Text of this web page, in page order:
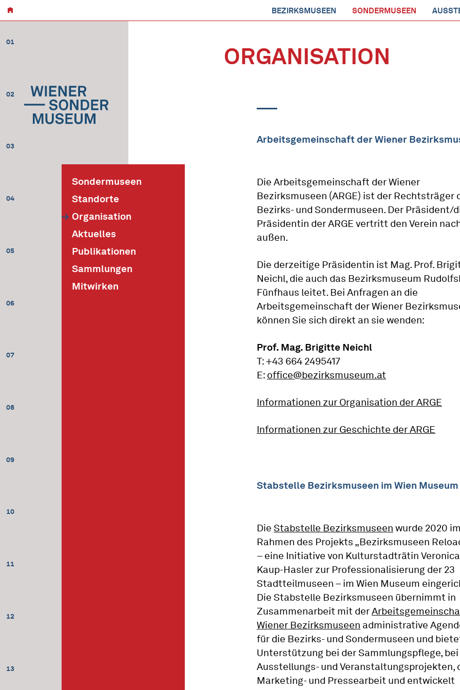
BEZIRKSMUSEEN SONDERMUSEEN
01
02
03
04
05
06
07
08
09
10
11
12
13
Sondermuseen
Standorte
Organisation
Aktuelles
Publikationen
Sammlungen
Mitwirken
ORGANISATION
Arbeitsgemeinschaft der Wiener
Die Arbeitsgemeinschaft der Wiener
Bezirksmuseen (ARGE) ist der Rechtsträger
Bezirks- und Sondermuseen. Der Präsident/
Präsidentin der ARGE vertritt den Verein
außen.
Die derzeitige Präsidentin ist Mag. Prof.
Neichl, die auch das Bezirksmuseum
Fünfhaus leitet. Bei Anfragen an die
Arbeitsgemeinschaft der Wiener
können Sie sich direkt an sie wenden:
Prof. Mag. Brigitte Neichl
T: +43 664 2495417
E: office@bezirksmuseum.at
Informationen zur Organisation der ARGE
Informationen zur Geschichte der ARGE
Stabstelle Bezirksmuseen im Wien Museum
Die Stabstelle Bezirksmuseen wurde 2020 im
Rahmen des Projekts „Bezirksmuseen
– eine Initiative von Kulturstadträtin Veronica
Kaup-Hasler zur Professionalisierung der 23
Stadtteilmuseen – im Wien Museum
Die Stabstelle Bezirksmuseen übernimmt in
Zusammenarbeit mit der
Wiener Bezirksmuseen administrative
für die Bezirks- und Sondermuseen und
Unterstützung bei der Sammlungspflege, bei
Ausstellungs- und Veranstaltungsprojekten,
Marketing- und Pressearbeit und entwickelt